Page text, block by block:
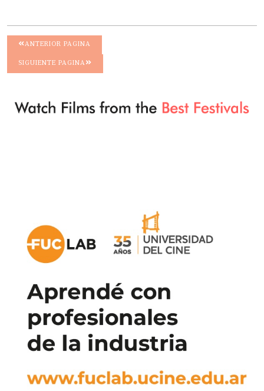
ANTERIOR PAGINA
SIGUIENTE PAGINA